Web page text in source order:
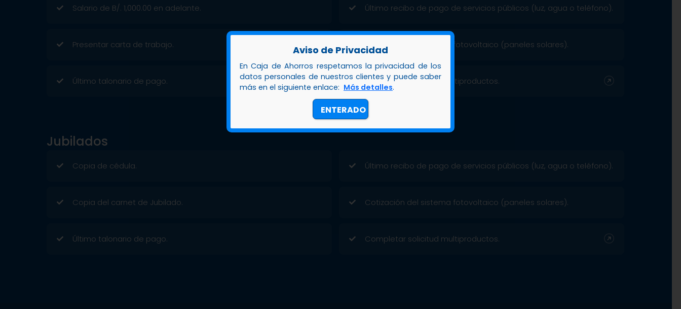
Salario de B/. 1,000.00 en adelante.
Presentar carta de trabajo.
Último talonario de pago.
Último recibo de pago de servicios públicos (luz, agua o teléfono).
Cotización del sistema fotovoltaico (paneles solares).
Completar solicitud multiproductos.
Jubilados
Copia de cédula.
Copia del carnet de Jubilado.
Último talonario de pago.
Último recibo de pago de servicios públicos (luz, agua o teléfono).
Cotización del sistema fotovoltaico (paneles solares).
Completar solicitud multiproductos.
Aviso de Privacidad
En Caja de Ahorros respetamos la privacidad de los
datos personales de nuestros clientes y puede saber
más en el siguiente enlace: Más detalles.
ENTERADO